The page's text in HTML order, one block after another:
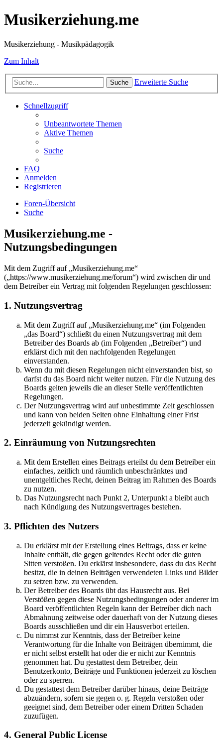
Musikerziehung.me
Musikerziehung - Musikpädagogik
Zum Inhalt
Suche Erweiterte Suche
Schnellzugriff
Unbeantwortete Themen
Aktive Themen
Suche
FAQ
Anmelden
Registrieren
Foren-Übersicht
Suche
Musikerziehung.me -
Nutzungsbedingungen
Mit dem Zugriff auf „Musikerziehung.me“
(„https://www.musikerziehung.me/forum“) wird zwischen dir und
dem Betreiber ein Vertrag mit folgenden Regelungen geschlossen:
1. Nutzungsvertrag
Mit dem Zugriff auf „Musikerziehung.me“ (im Folgenden
„das Board“) schließt du einen Nutzungsvertrag mit dem
Betreiber des Boards ab (im Folgenden „Betreiber“) und
erklärst dich mit den nachfolgenden Regelungen
einverstanden.
Wenn du mit diesen Regelungen nicht einverstanden bist, so
darfst du das Board nicht weiter nutzen. Für die Nutzung des
Boards gelten jeweils die an dieser Stelle veröffentlichten
Regelungen.
Der Nutzungsvertrag wird auf unbestimmte Zeit geschlossen
und kann von beiden Seiten ohne Einhaltung einer Frist
jederzeit gekündigt werden.
2. Einräumung von Nutzungsrechten
Mit dem Erstellen eines Beitrags erteilst du dem Betreiber ein
einfaches, zeitlich und räumlich unbeschränktes und
unentgeltliches Recht, deinen Beitrag im Rahmen des Boards
zu nutzen.
Das Nutzungsrecht nach Punkt 2, Unterpunkt a bleibt auch
nach Kündigung des Nutzungsvertrages bestehen.
3. Pflichten des Nutzers
Du erklärst mit der Erstellung eines Beitrags, dass er keine
Inhalte enthält, die gegen geltendes Recht oder die guten
Sitten verstoßen. Du erklärst insbesondere, dass du das Recht
besitzt, die in deinen Beiträgen verwendeten Links und Bilder
zu setzen bzw. zu verwenden.
Der Betreiber des Boards übt das Hausrecht aus. Bei
Verstößen gegen diese Nutzungsbedingungen oder anderer im
Board veröffentlichten Regeln kann der Betreiber dich nach
Abmahnung zeitweise oder dauerhaft von der Nutzung dieses
Boards ausschließen und dir ein Hausverbot erteilen.
Du nimmst zur Kenntnis, dass der Betreiber keine
Verantwortung für die Inhalte von Beiträgen übernimmt, die
er nicht selbst erstellt hat oder die er nicht zur Kenntnis
genommen hat. Du gestattest dem Betreiber, dein
Benutzerkonto, Beiträge und Funktionen jederzeit zu löschen
oder zu sperren.
Du gestattest dem Betreiber darüber hinaus, deine Beiträge
abzuändern, sofern sie gegen o. g. Regeln verstoßen oder
geeignet sind, dem Betreiber oder einem Dritten Schaden
zuzufügen.
4. General Public License